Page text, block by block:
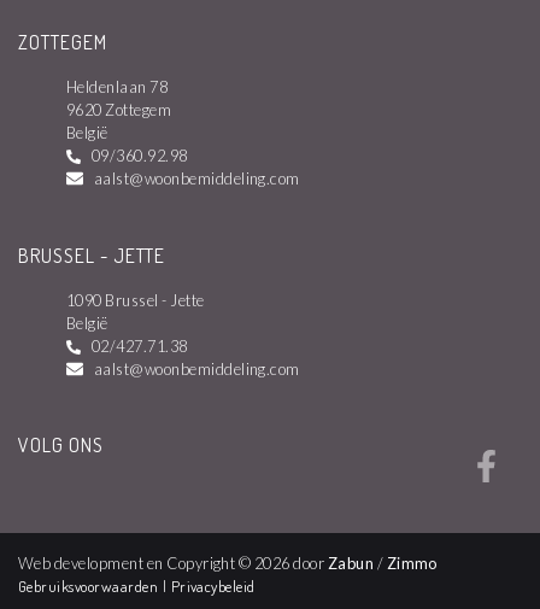
ZOTTEGEM
Heldenlaan 78
9620 Zottegem
België
09/360.92.98
aalst@woonbemiddeling.com
BRUSSEL - JETTE
1090 Brussel - Jette
België
02/427.71.38
aalst@woonbemiddeling.com
VOLG ONS
Web development en Copyright © 2026 doorZabun /Zimmo
Gebruiksvoorwaarden | Privacybeleid